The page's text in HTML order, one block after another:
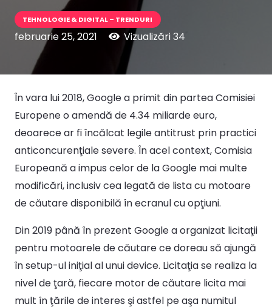
TEHNOLOGIE & DIGITAL – TRENDURI
februarie 25, 2021 Vizualizări34
În vara lui 2018, Google a primit din partea Comisiei
Europene o amendă de 4.34 miliarde euro,
deoarece ar fi încălcat legile antitrust prin practici
anticoncurenţiale severe. În acel context, Comisia
Europeană a impus celor de la Google mai multe
modificări, inclusiv cea legată de lista cu motoare
de căutare disponibilă în ecranul cu opţiuni.
Din 2019 până în prezent Google a organizat licitaţii
pentru motoarele de căutare ce doreau să ajungă
în setup-ul iniţial al unui device. Licitaţia se realiza la
nivel de ţară, fiecare motor de căutare licita mai
mult în ţările de interes şi astfel pe aşa numitul